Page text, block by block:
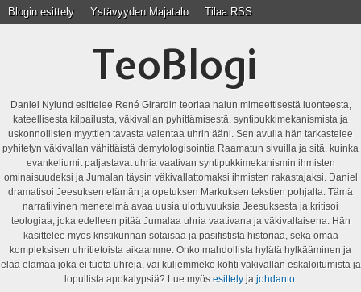
Blogin esittely Ystävyyden Majatalo Tilaa RSS
TeoBlogi
Daniel Nylund esittelee René Girardin teoriaa halun mimeettisestä luonteesta,
kateellisesta kilpailusta, väkivallan pyhittämisestä, syntipukkimekanismista ja
uskonnollisten myyttien tavasta vaientaa uhrin ääni. Sen avulla hän tarkastelee
pyhitetyn väkivallan vähittäistä demytologisointia Raamatun sivuilla ja sitä, kuinka
evankeliumit paljastavat uhria vaativan syntipukkimekanismin ihmisten
ominaisuudeksi ja Jumalan täysin väkivallattomaksi ihmisten rakastajaksi. Daniel
dramatisoi Jeesuksen elämän ja opetuksen Markuksen tekstien pohjalta. Tämä
narratiivinen menetelmä avaa uusia ulottuvuuksia Jeesuksesta ja kritisoi
teologiaa, joka edelleen pitää Jumalaa uhria vaativana ja väkivaltaisena. Hän
käsittelee myös kristikunnan sotaisaa ja pasifistista historiaa, sekä omaa
kompleksisen uhritietoista aikaamme. Onko mahdollista hylätä hylkääminen ja
elää elämää joka ei tuota uhreja, vai kuljemmeko kohti väkivallan eskaloitumista ja
lopullista apokalypsiä? Lue myös esittelyja johdanto.